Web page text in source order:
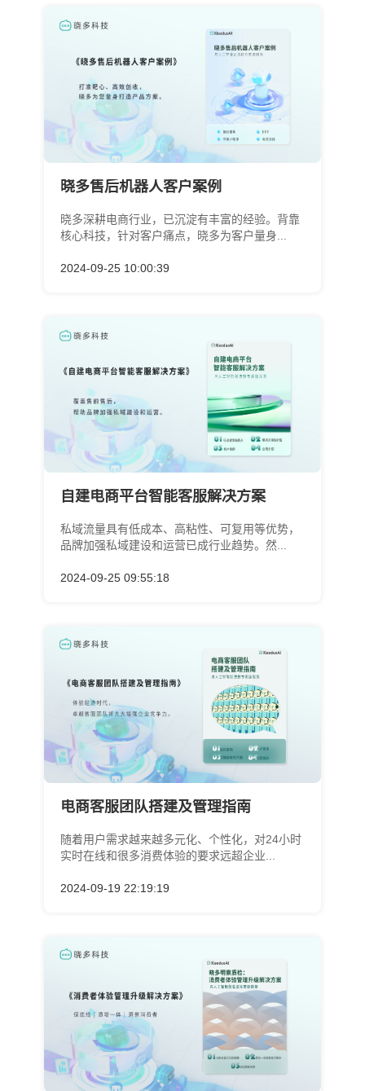
晓多售后机器人客户案例
晓多深耕电商行业，已沉淀有丰富的经验。背靠
核心科技，针对客户痛点，晓多为客户量身...
2024-09-25 10:00:39
自建电商平台智能客服解决方案
私域流量具有低成本、高粘性、可复用等优势，
品牌加强私域建设和运营已成行业趋势。然...
2024-09-25 09:55:18
电商客服团队搭建及管理指南
随着用户需求越来越多元化、个性化，对24小时
实时在线和很多消费体验的要求远超企业...
2024-09-19 22:19:19